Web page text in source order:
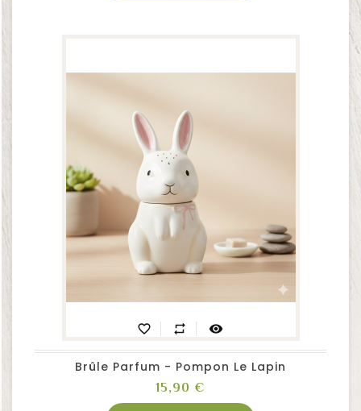
favorite_border repeat visibility
Brûle Parfum - Pompon Le Lapin
Prix
15,90 €